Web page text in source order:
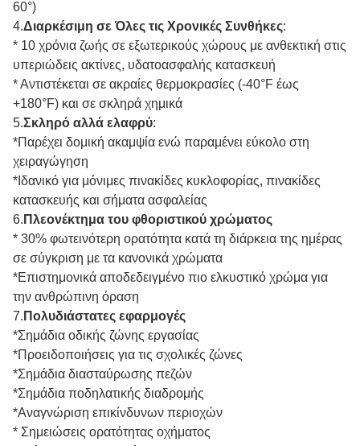
60°)
4.Διαρκέσιμη σε Όλες τις Χρονικές Συνθήκες:
* 10 χρόνια ζωής σε εξωτερικούς χώρους με ανθεκτική στις
υπεριώδεις ακτίνες, υδατοασφαλής κατασκευή
* Αντιστέκεται σε ακραίες θερμοκρασίες (-40°F έως
+180°F) και σε σκληρά χημικά
5.Σκληρό αλλά ελαφρύ:
*Παρέχει δομική ακαμψία ενώ παραμένει εύκολο στη
χειραγώγηση
*Ιδανικό για μόνιμες πινακίδες κυκλοφορίας, πινακίδες
κατασκευής και σήματα ασφαλείας
6.Πλεονέκτημα του φθοριστικού χρώματος
* 30% φωτεινότερη ορατότητα κατά τη διάρκεια της ημέρας
σε σύγκριση με τα κανονικά χρώματα
*Επιστημονικά αποδεδειγμένο πιο ελκυστικό χρώμα για
την ανθρώπινη όραση
7.Πολυδιάστατες εφαρμογές
*Σημάδια οδικής ζώνης εργασίας
*Προειδοποιήσεις για τις σχολικές ζώνες
*Σημάδια διασταύρωσης πεζών
*Σημάδια ποδηλατικής διαδρομής
*Αναγνώριση επικίνδυνων περιοχών
* Σημειώσεις ορατότητας οχήματος